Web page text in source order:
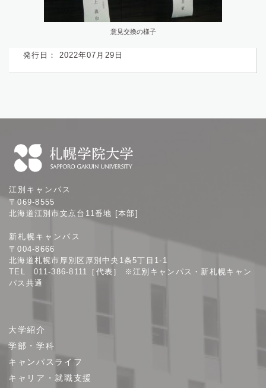
意見交換の様子
発行日： 2022年07月29日
幌
学
大
学
江別キャンパス
〒069-8555
北海道江別市文京台11番地 [本部]
新札幌キャンパス
〒004-8666
北海道札幌市厚別区厚別中央1条5丁目1-1
TEL 011-386-8111［代表］ ※江別キャンパス・新札幌キャン
パス共通
ト
大学紹介
学部・学科
キャンパスライフ
キャリア・就職支援